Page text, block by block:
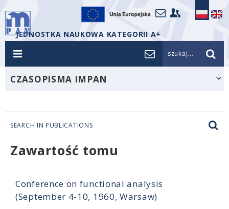
JEDNOSTKA NAUKOWA KATEGORII A+
szukaj...
CZASOPISMA IMPAN
SEARCH IN PUBLICATIONS
Zawartość tomu
Conference on functional analysis
(September 4-10, 1960, Warsaw)